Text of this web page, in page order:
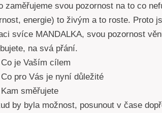
zaměřujeme svou pozornost na to co
energie) to živým a to roste. Proto
svíce MANDALKA, svou pozornost
na svá přání.
Co je Vaším cílem
Co pro Vás je nyní důležité
Kam směřujete
by byla možnost, posunout v čase